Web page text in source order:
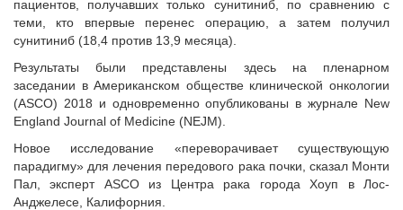
пациентов, получавших только сунитиниб, по сравнению с
теми, кто впервые перенес операцию, а затем получил
сунитиниб (18,4 против 13,9 месяца).
Результаты были представлены здесь на пленарном
заседании в Американском обществе клинической онкологии
(ASCO) 2018 и одновременно опубликованы в журнале New
England Journal of Medicine (NEJM).
Новое исследование «переворачивает существующую
парадигму» для лечения передового рака почки, сказал Монти
Пал, эксперт ASCO из Центра рака города Хоуп в Лос-
Анджелесе, Калифорния.